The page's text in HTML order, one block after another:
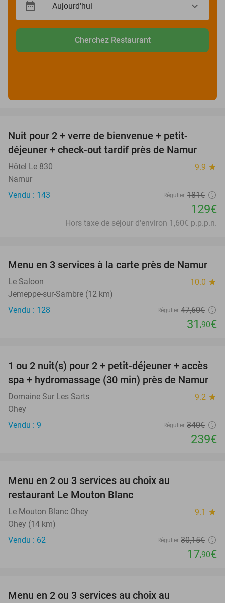
Cherchez Restaurant
Nuit pour 2 + verre de bienvenue + petit-
déjeuner + check-out tardif près de Namur
Hôtel Le 830 9.9 star
Namur
Vendu : 143
Régulier 181€
129€
Hors taxe de séjour d'environ 1,60€ p.p.p.n.
33%
Menu en 3 services à la carte près de Namur
Le Saloon 10.0 star
Jemeppe-sur-Sambre (12 km)
Vendu : 128
Régulier 47,60€
31 ,90€
30%
1 ou 2 nuit(s) pour 2 + petit-déjeuner + accès
spa + hydromassage (30 min) près de Namur
Domaine Sur Les Sarts 9.2 star
Ohey
Vendu : 9
Régulier 340€
239€
Menu en 2 ou 3 services au choix au
restaurant Le Mouton Blanc
Le Mouton Blanc Ohey 9.1 star
Ohey (14 km)
Vendu : 62
Régulier 30,15€
17,90€
Menu en 2 ou 3 services au choix au